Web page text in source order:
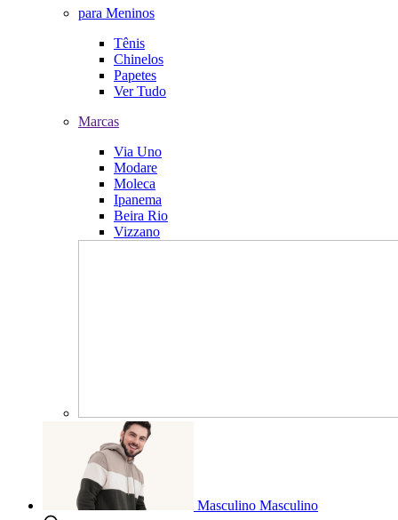
para Meninos
Tênis
Chinelos
Papetes
Ver Tudo
Marcas
Via Uno
Modare
Moleca
Ipanema
Beira Rio
Vizzano
Masculino Masculino